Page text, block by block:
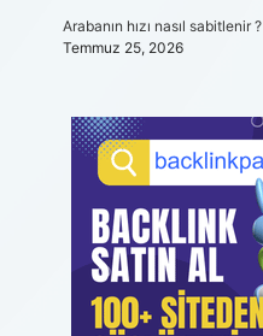
Arabanın hızı nasıl sabitlenir ?
Temmuz 25, 2026